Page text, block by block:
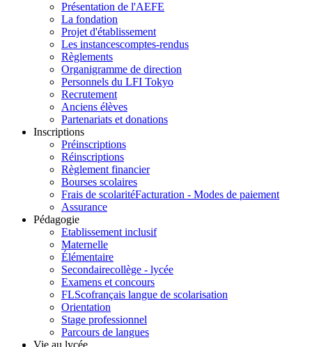
Présentation de l'AEFE
La fondation
Projet d'établissement
Les instancescomptes-rendus
Règlements
Organigramme de direction
Personnels du LFI Tokyo
Recrutement
Anciens élèves
Partenariats et donations
Inscriptions
Préinscriptions
Réinscriptions
Règlement financier
Bourses scolaires
Frais de scolaritéFacturation - Modes de paiement
Assurance
Pédagogie
Etablissement inclusif
Maternelle
Élémentaire
Secondairecollège - lycée
Examens et concours
FLScofrançais langue de scolarisation
Orientation
Stage professionnel
Parcours de langues
Vie au lycée